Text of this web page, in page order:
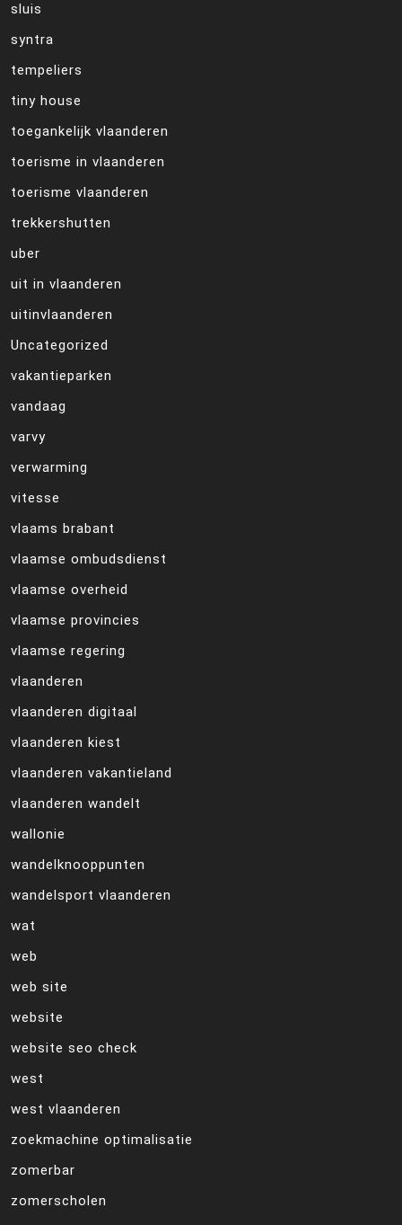
sluis
syntra
tempeliers
tiny house
toegankelijk vlaanderen
toerisme in vlaanderen
toerisme vlaanderen
trekkershutten
uber
uit in vlaanderen
uitinvlaanderen
Uncategorized
vakantieparken
vandaag
varvy
verwarming
vitesse
vlaams brabant
vlaamse ombudsdienst
vlaamse overheid
vlaamse provincies
vlaamse regering
vlaanderen
vlaanderen digitaal
vlaanderen kiest
vlaanderen vakantieland
vlaanderen wandelt
wallonie
wandelknooppunten
wandelsport vlaanderen
wat
web
web site
website
website seo check
west
west vlaanderen
zoekmachine optimalisatie
zomerbar
zomerscholen